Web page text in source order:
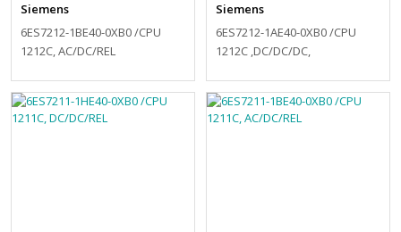
Siemens
6ES7212-1BE40-0XB0 /CPU
1212C, AC/DC/REL
Siemens
6ES7212-1AE40-0XB0 /CPU
1212C ,DC/DC/DC,